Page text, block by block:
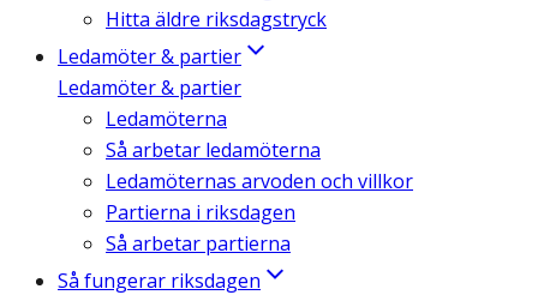
Hitta äldre riksdagstryck
Ledamöter & partier
Ledamöter & partier
Ledamöterna
Så arbetar ledamöterna
Ledamöternas arvoden och villkor
Partierna i riksdagen
Så arbetar partierna
Så fungerar riksdagen